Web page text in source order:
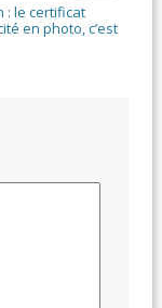
: le certificat
en photo, c’est